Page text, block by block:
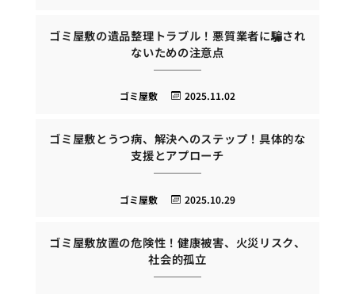
ゴミ屋敷の遺品整理トラブル！悪質業者に騙され
ないための注意点
2025.11.02
ゴミ屋敷
ゴミ屋敷とうつ病、解決へのステップ！具体的な
支援とアプローチ
2025.10.29
ゴミ屋敷
ゴミ屋敷放置の危険性！健康被害、火災リスク、
社会的孤立